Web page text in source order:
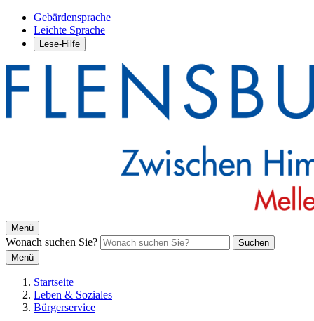
Gebärdensprache
Leichte Sprache
Lese-Hilfe
Menü
Wonach suchen Sie?
Suchen
Menü
Startseite
Leben & Soziales
Bürgerservice